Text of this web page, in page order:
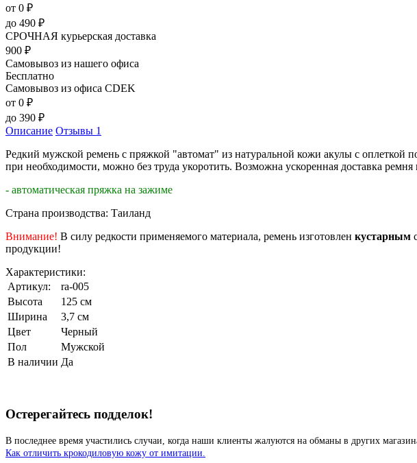
от 0 ₽
до 490 ₽
СРОЧНАЯ курьерская доставка
900 ₽
Самовывоз из нашего офиса
Бесплатно
Самовывоз из офиса CDEK
от 0 ₽
до 390 ₽
Описание Отзывы 1
Редкий мужской ремень с пряжкой "автомат" из натуральной кожи акулы с оплеткой
при необходимости, можно без труда укоротить. Возможна ускоренная доставка
- автоматическая пряжка на зажиме
Страна производства: Таиланд
Внимание! В силу редкости применяемого материала, ремень изготовлен кустарным
продукции!
Характеристики:
Артикул:
ra-005
Высота
125 см
Ширина
3,7 см
Цвет
Черный
Пол
Мужской
В наличии Да
Остерегайтесь подделок!
В последнее время участились случаи, когда наши клиенты жалуются на обманы в других
Как отличить крокодиловую кожу от имитации.